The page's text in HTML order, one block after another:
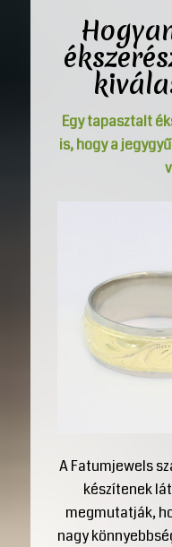
Egy tapasztalt
is, hogy a
A Fatumjewels
készítenek
megmutatják,
nagy